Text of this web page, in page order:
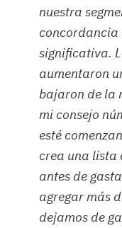
nuestra
concordancia
significativa.
aumentaron
bajaron de la
mi consejo
esté
crea una lista
antes de
agregar más
dejamos de